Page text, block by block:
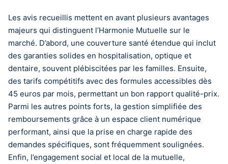
Les avis recueillis mettent en avant plusieurs avantages
majeurs qui distinguent l’Harmonie Mutuelle sur le
marché. D’abord, une couverture santé étendue qui inclut
des garanties solides en hospitalisation, optique et
dentaire, souvent plébiscitées par les familles. Ensuite,
des tarifs compétitifs avec des formules accessibles dès
45 euros par mois, permettant un bon rapport qualité-prix.
Parmi les autres points forts, la gestion simplifiée des
remboursements grâce à un espace client numérique
performant, ainsi que la prise en charge rapide des
demandes spécifiques, sont fréquemment soulignées.
Enfin, l’engagement social et local de la mutuelle,